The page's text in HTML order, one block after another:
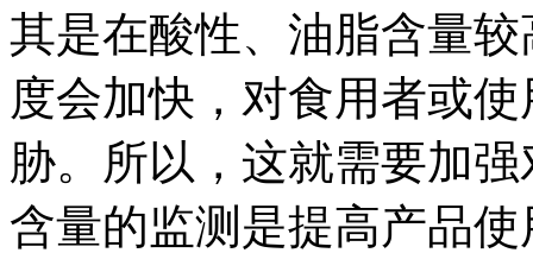
其是在酸性、油脂含量
度会加快，对食用者或
胁。所以，这就需要加
含量的监测是提高产品